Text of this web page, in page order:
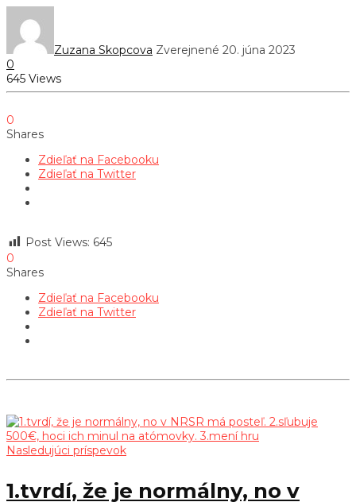
Zuzana Skopcova Zverejnené 20. júna 2023
0
645 Views
0
Shares
Zdieľať na Facebooku
Zdieľať na Twitter
Post Views: 645
0
Shares
Zdieľať na Facebooku
Zdieľať na Twitter
Nasledujúci príspevok
1.tvrdí, že je normálny, no v